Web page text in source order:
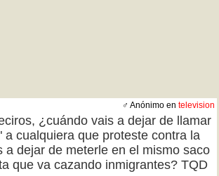
♂ Anónimo en television
¿cuándo vais a dejar de llamar
a cualquiera que proteste contra la
a dejar de meterle en el mismo saco
que va cazando inmigrantes? TQD